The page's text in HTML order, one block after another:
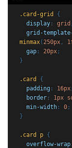
.card-grid
{
display : grid
grid-
minmax( 250px ,
gap : 20px ;
}
.card
{
padding : 16px
border : 1px
min-width : 0 ;
}
.card p {
overflow-wrap